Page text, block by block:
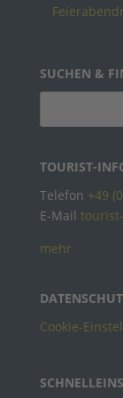
SUCHEN &
TOURIST-
Telefon +49
E-Mail
mehr
Cookie-